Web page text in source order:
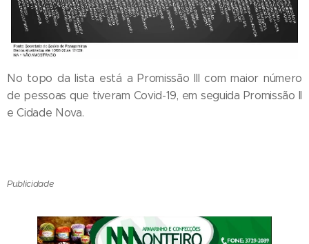
No topo da lista está a Promissão III com maior número
de pessoas que tiveram Covid-19, em seguida Promissão II
e Cidade Nova.
Publicidade